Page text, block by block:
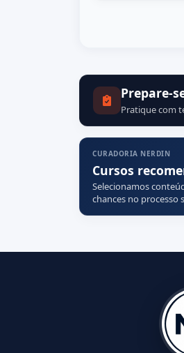
Prepare-
Pratique com
CURADORIA NERDIN
Cursos
Selecionamos
chances no processo